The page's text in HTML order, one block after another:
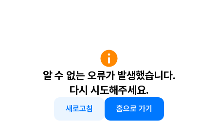
알 수 없는 오류가 발생했습니다.
다시 시도해주세요.
새로고침 홈으로 가기